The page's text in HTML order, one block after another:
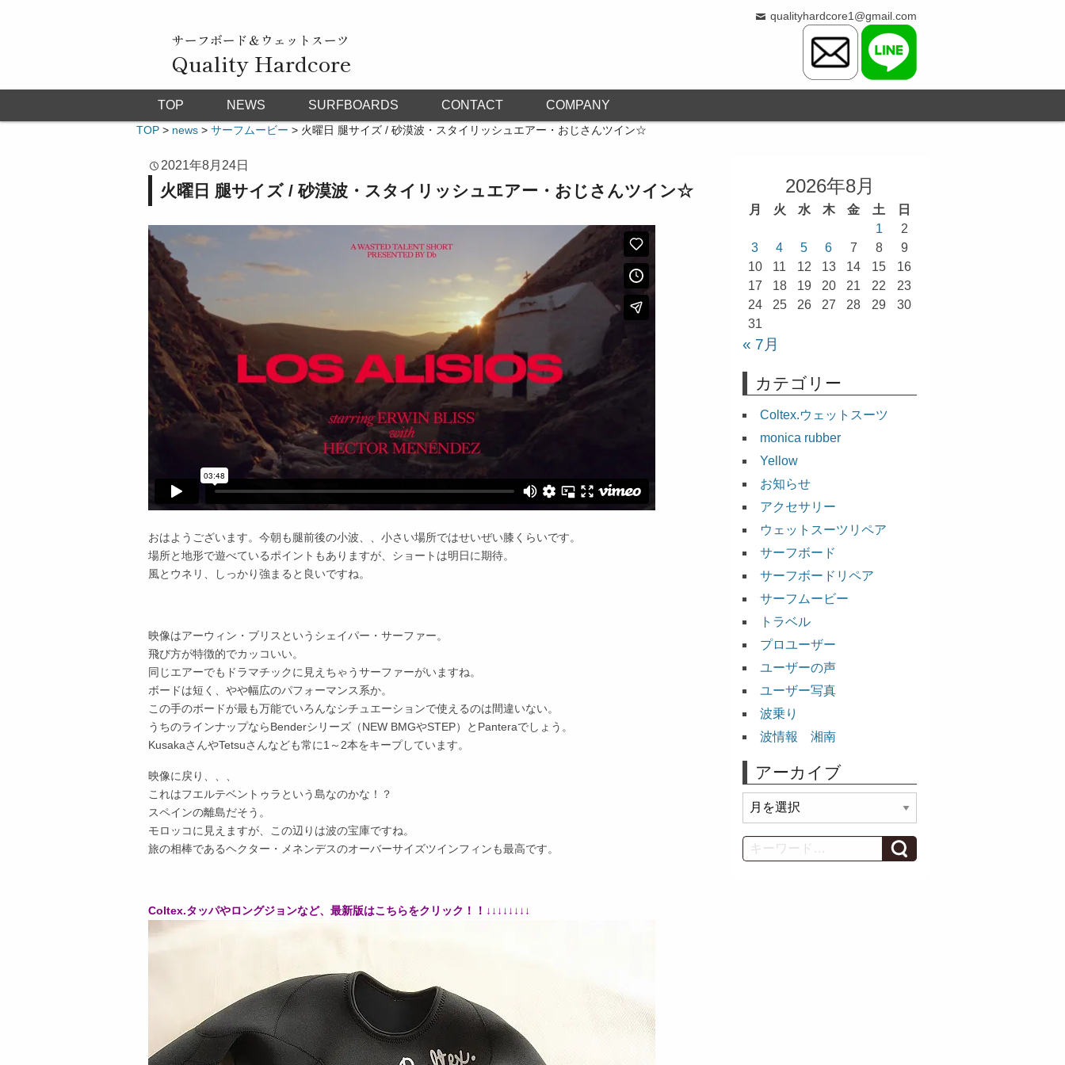
サーフボード＆ウェットスーツ
Quality Hardcore
qualityhardcore1@gmail.com
TOP NEWS SURFBOARDS CONTACT COMPANY
TOP > news > サーフムービー > 火曜日 腿サイズ / 砂漠波・スタイリッシュエアー・おじさんツイン☆
2021年8月24日
火曜日 腿サイズ / 砂漠波・スタイリッシュエアー・おじさんツイン☆
おはようございます。今朝も腿前後の小波、、小さい場所ではせいぜい膝くらいです。
場所と地形で遊べているポイントもありますが、ショートは明日に期待。
風とウネリ、しっかり強まると良いですね。
映像はアーウィン・ブリスというシェイパー・サーファー。
飛び方が特徴的でカッコいい。
同じエアーでもドラマチックに見えちゃうサーファーがいますね。
ボードは短く、やや幅広のパフォーマンス系か。
この手のボードが最も万能でいろんなシチュエーションで使えるのは間違いない。
うちのラインナップならBenderシリーズ（NEW BMGやSTEP）とPanteraでしょう。
KusakaさんやTetsuさんなども常に1～2本をキープしています。
映像に戻り、、、
これはフエルテベントゥラという島なのかな！？
スペインの離島だそう。
モロッコに見えますが、この辺りは波の宝庫ですね。
旅の相棒であるヘクター・メネンデスのオーバーサイズツインフィンも最高です。
Coltex.タッパやロングジョンなど、最新版はこちらをクリック！！↓↓↓↓↓↓↓↓
2026年8月
月 火 水 木 金 土
日
1
2
3
4 5 6 7 8
9
10
11 12 13 14 15
16
17
18 19 20 21 22
23
24
25 26 27 28 29
30
31
« 7月
カテゴリー
Coltex.ウェットスーツ
monica rubber
Yellow
お知らせ
アクセサリー
ウェットスーツリペア
サーフボード
サーフボードリペア
サーフムービー
トラベル
プロユーザー
ユーザーの声
ユーザー写真
波乗り
波情報 湘南
アーカイブ
ー
カ
イ
Search